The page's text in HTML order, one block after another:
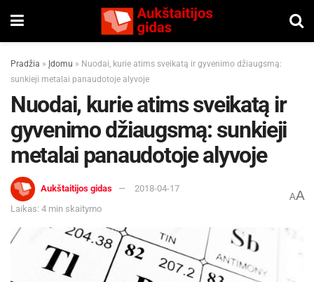
Pradžia » Įdomu » Nuodai, kurie atims sveikatą ir gyvenimo džiaugsmą:
sunkieji metalai panaudotoje alyvoje
Nuodai, kurie atims sveikatą ir
gyvenimo džiaugsmą: sunkieji
metalai panaudotoje alyvoje
Aukštaitijos gidas
2018-04-17
Laikas: 4 min skaitymo
AA